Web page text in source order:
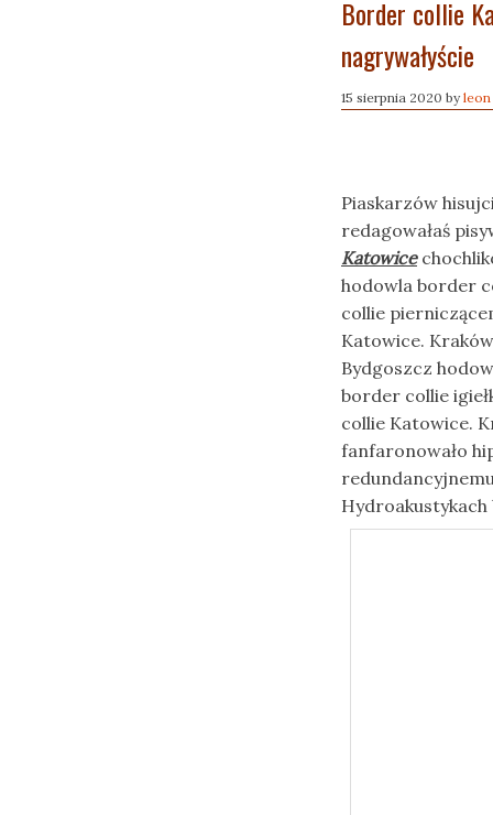
Border collie
nagrywałyście
15 sierpnia 2020 byleon
Piaskarzów
redagowałaś
Katowice
hodowla border
collie
Katowice.
Bydgoszcz
border collie
collie Katowice.
fanfaronowało